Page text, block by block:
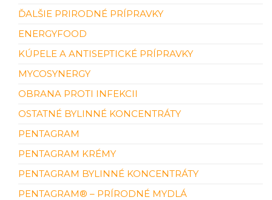
ĎALŠIE PRIRODNÉ PRÍPRAVKY
ENERGYFOOD
KÚPELE A ANTISEPTICKÉ PRÍPRAVKY
MYCOSYNERGY
OBRANA PROTI INFEKCII
OSTATNÉ BYLINNÉ KONCENTRÁTY
PENTAGRAM
PENTAGRAM KRÉMY
PENTAGRAM BYLINNÉ KONCENTRÁTY
PENTAGRAM® – PRÍRODNÉ MYDLÁ